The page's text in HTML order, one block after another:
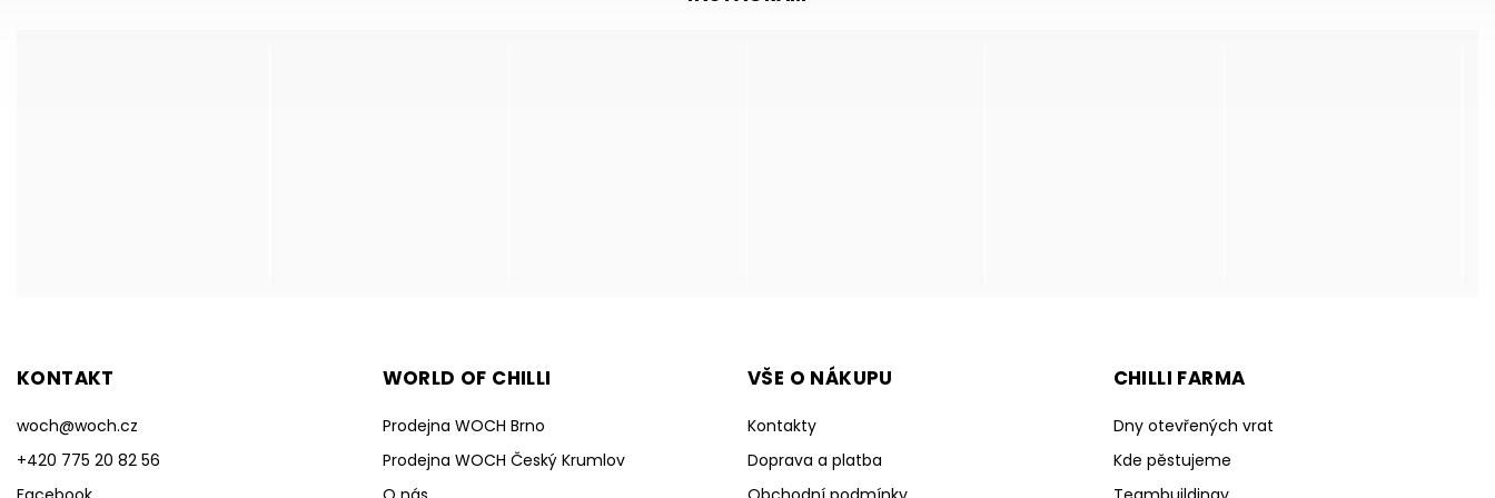
KONTAKT
woch@woch.cz
+420 775 20 82 56
WORLD OF CHILLI
Prodejna WOCH Brno
Prodejna WOCH Český Krumlov
VŠE O NÁKUPU
Kontakty
Doprava a platba
CHILLI FARMA
Dny otevřených vrat
Kde pěstujeme